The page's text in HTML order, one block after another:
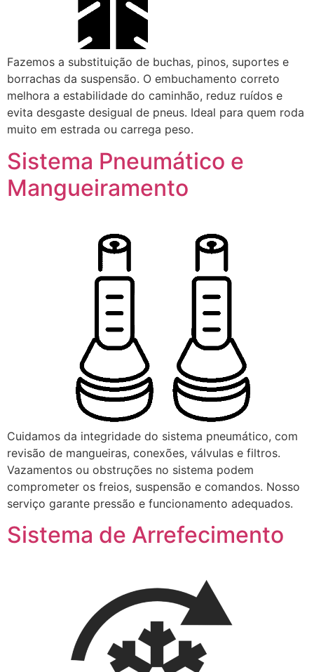
Fazemos a substituição de buchas, pinos, suportes e
borrachas da suspensão. O embuchamento correto
melhora a estabilidade do caminhão, reduz ruídos e
evita desgaste desigual de pneus. Ideal para quem roda
muito em estrada ou carrega peso.
Sistema Pneumático e
Mangueiramento
Cuidamos da integridade do sistema pneumático, com
revisão de mangueiras, conexões, válvulas e filtros.
Vazamentos ou obstruções no sistema podem
comprometer os freios, suspensão e comandos. Nosso
serviço garante pressão e funcionamento adequados.
Sistema de Arrefecimento